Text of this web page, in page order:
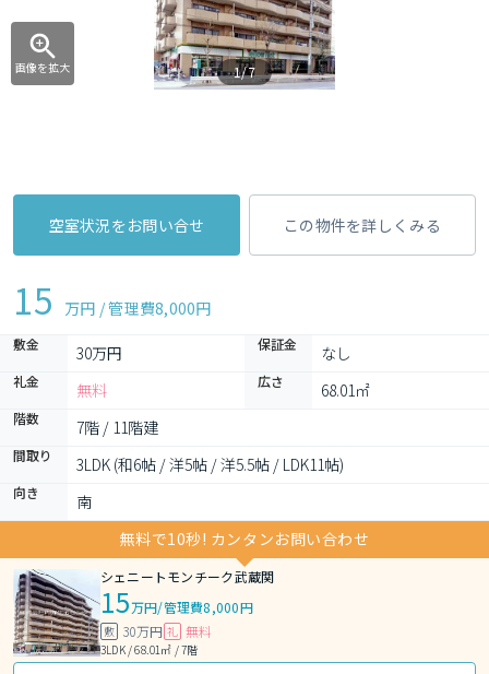
画像を拡大 1/7
空室状況をお問い合せ この物件を詳しくみる
15 万円 / 管理費8,000円
敷金 30万円 保証金 なし
礼金 無料 広さ 68.01㎡
階数 7階 / 11階建
間取り 3LDK (和6帖 / 洋5帖 / 洋5.5帖 / LDK11帖)
向き
南
無料で10秒! カンタンお問い合わせ
シェニートモンチーク武蔵関
15万円/管理費8,000円
敷 30万円 礼 無料
3LDK / 68.01㎡ / 7階